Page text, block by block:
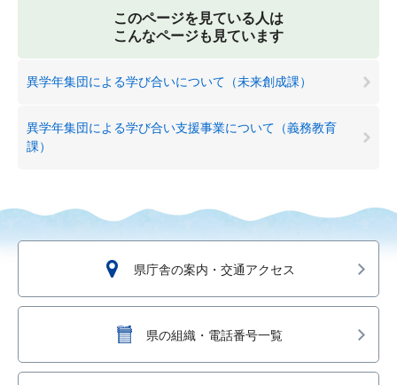
このページを見ている人は
こんなページも見ています
異学年集団による学び合いについて（未来創成課）
異学年集団による学び合い支援事業について（義務教育
課）
県庁舎の案内・交通アクセス
県の組織・電話番号一覧